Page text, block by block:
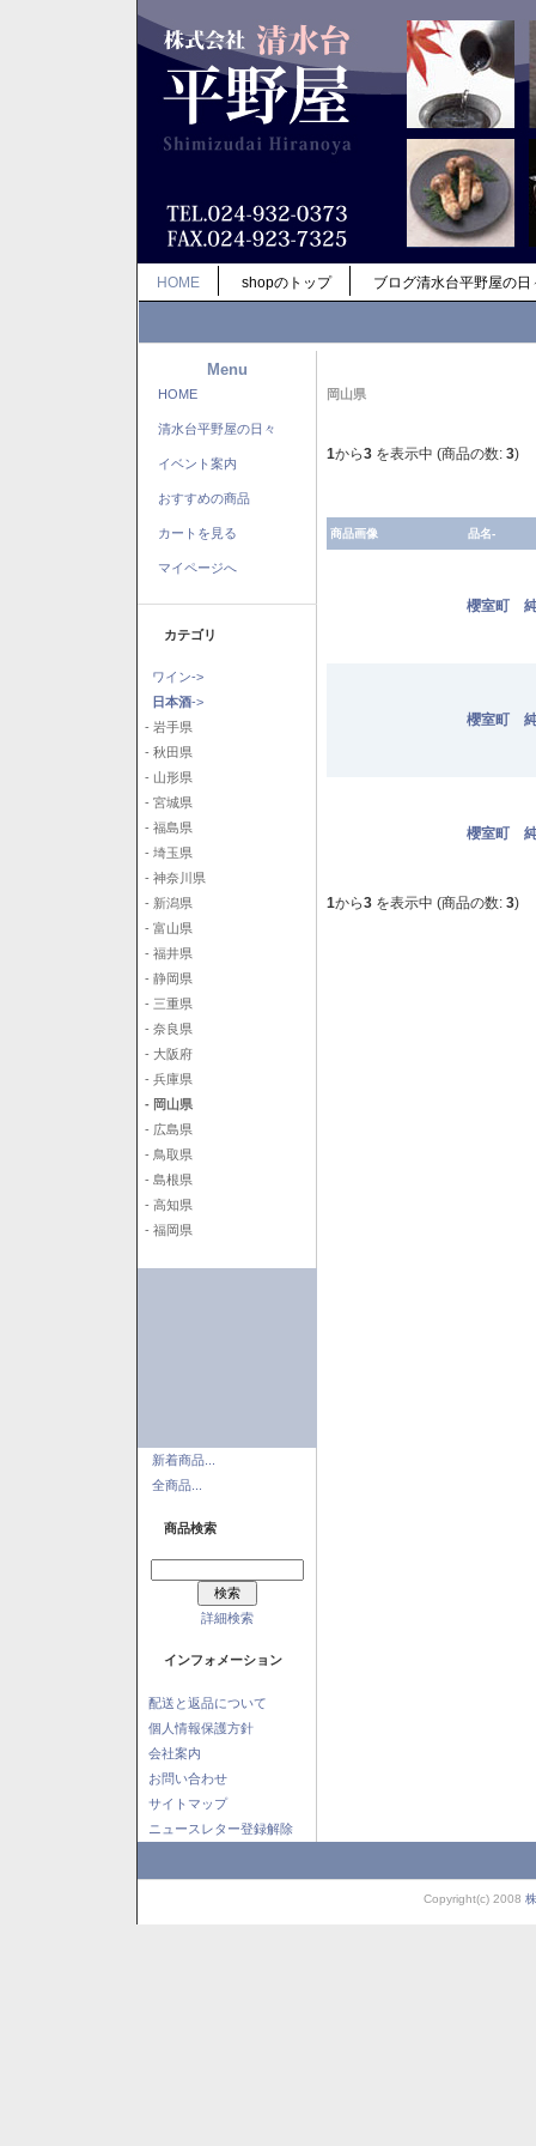
HOME shopのトップ ブログ清水台平野屋の日
Menu
HOME
清水台平野屋の日々
イベント案内
おすすめの商品
カートを見る
マイページへ
カテゴリ
ワイン->
日本酒->
- 岩手県
- 秋田県
- 山形県
- 宮城県
- 福島県
- 埼玉県
- 神奈川県
- 新潟県
- 富山県
- 福井県
- 静岡県
- 三重県
- 奈良県
- 大阪府
- 兵庫県
- 岡山県
- 広島県
- 鳥取県
- 島根県
- 高知県
- 福岡県
新着商品...
全商品...
商品検索
詳細検索
インフォメーション
配送と返品について
個人情報保護方針
会社案内
お問い合わせ
サイトマップ
ニュースレター登録解除
岡山県
1から3 を表示中 (商品の数: 3)
商品画像 品名-
櫻室町
櫻室町
櫻室町
1から3 を表示中 (商品の数: 3)
Copyright(c) 2008